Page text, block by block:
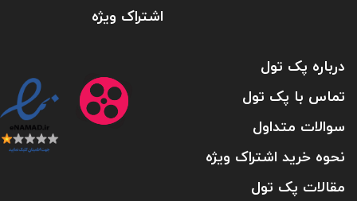
اشتراک ویژه
درباره پک تول
تماس با پک تول
سوالات متداول
نحوه خرید اشتراک ویژه
مقالات پک تول